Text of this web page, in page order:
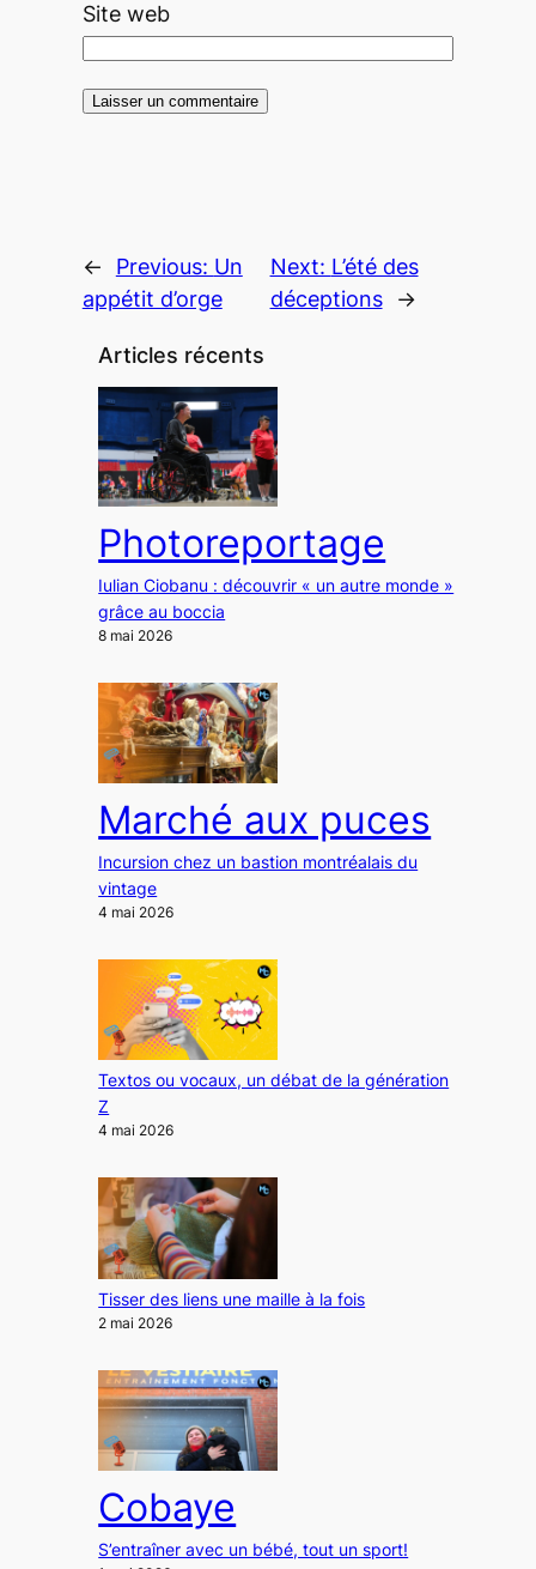
Site web
← Previous: Un
appétit d’orge
Next: L’été des
déceptions
→
Articles récents
Photoreportage
Iulian Ciobanu : découvrir « un autre monde »
grâce au boccia
8 mai 2026
Marché aux puces
Incursion chez un bastion montréalais du
vintage
4 mai 2026
Textos ou vocaux, un débat de la génération
Z
4 mai 2026
Tisser des liens une maille à la fois
2 mai 2026
Cobaye
S’entraîner avec un bébé, tout un sport!